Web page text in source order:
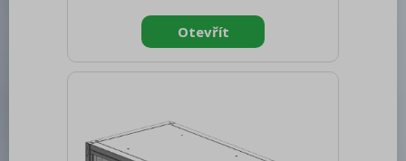
Doplňující informace: Dřez-sink-couler-
Waschbecken (300x400x165 mm)